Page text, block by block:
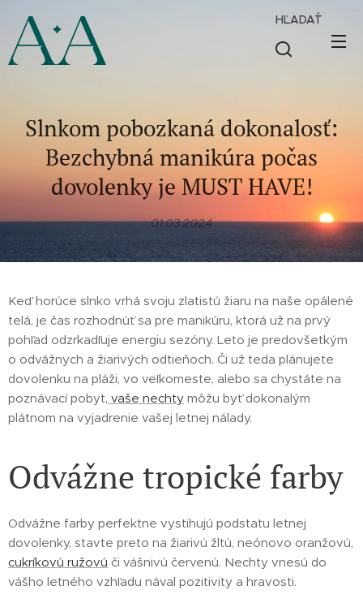
HĽADAŤ
Slnkom pobozkaná dokonalosť:
Bezchybná manikúra počas
dovolenky je MUST HAVE!
01.03.2024
Keď horúce slnko vrhá svoju zlatistú žiaru na naše opálené
telá, je čas rozhodnúť sa pre manikúru, ktorá už na prvý
pohľad odzrkadľuje energiu sezóny. Leto je predovšetkým
o odvážnych a žiarivých odtieňoch. Či už teda plánujete
dovolenku na pláži, vo veľkomeste, alebo sa chystáte na
poznávací pobyt, vaše nechty môžu byť dokonalým
plátnom na vyjadrenie vašej letnej nálady.
Odvážne tropické farby
Odvážne farby perfektne vystihujú podstatu letnej
dovolenky, stavte preto na žiarivú žltú, neónovo oranžovú,
cukríkovú ružovú či vášnivú červenú. Nechty vnesú do
vášho letného vzhľadu nával pozitivity a hravosti.